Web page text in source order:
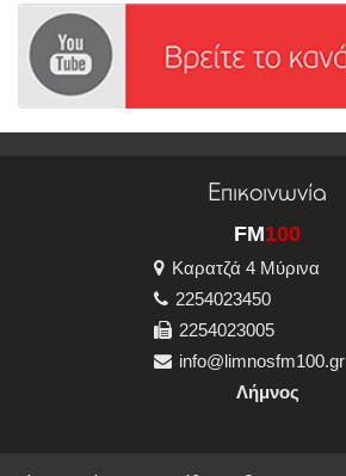
Επικοινωνία
FM100
Καρατζά 4 Μύρινα
2254023450
2254023005
info@limnosfm100.gr
Λήμνος